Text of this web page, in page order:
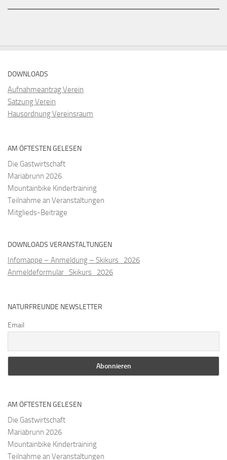
DOWNLOADS
Aufnahmeantrag Verein
Satzung Verein
Hausordnung Vereinsraum
AM ÖFTESTEN GELESEN
Die Gastwirtschaft
Mariabrunn 2026
Mountainbike Kindertraining
Teilnahme an Veranstaltungen
Mitglieds-Beiträge
DOWNLOADS VERANSTALTUNGEN
Infomappe – Anmeldung – Skikurs_2026
Anmeldeformular_Skikurs_2026
NATURFREUNDE NEWSLETTER
Email
AM ÖFTESTEN GELESEN
Die Gastwirtschaft
Mariabrunn 2026
Mountainbike Kindertraining
Teilnahme an Veranstaltungen